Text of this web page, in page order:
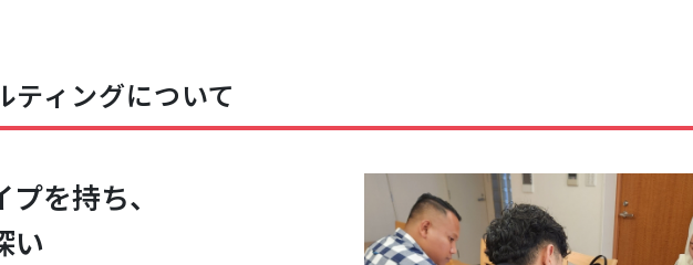
ティングについて
を持ち、
い